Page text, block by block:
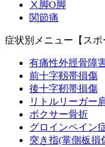
Ⅹ脚O脚
関節痛
症状別メニュー【スポ
有痛性外脛骨障
前十字靱帯損傷
後十字靭帯損傷
リトルリーガー
ボクサー骨折
グロインペイン
突き指(掌側板損